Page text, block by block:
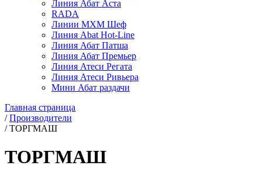
Линия Абат Аста
RADA
Линии МХМ Шеф
Линия Abat Hot-Line
Линия Абат Патша
Линия Абат Премьер
Линия Атеси Регата
Линия Атеси Ривьера
Мини Абат раздачи
Главная страница
/Производители
/ТОРГМАШ
ТОРГМАШ